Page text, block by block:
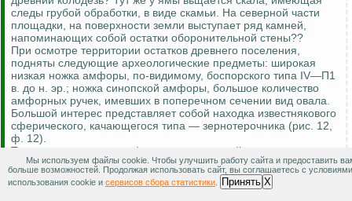
следы грубой обработки, в виде скамьи. На северной части
площадки, на поверхности земли выступает ряд камней,
напоминающих собой остатки оборонительной стены??
При осмотре территории остатков древнего поселения,
подняты следующие археологические предметы: широкая
низкая ножка амфоры, по-видимому, боспорского типа IV—П1
в. до н. эр.; ножка синопской амфоры, большое количество
амфорных ручек, имевших в поперечном сечении вид овала.
Большой интерес представляет собой находка известнякового
сферического, качающегося типа — зернотерочника (рис. 12,
ф. 12).
Территория скопления фрагментов древней посуды,
примерно, определяется в 1,5-2,0 га. По всей вероятности
здесь было эллинистическое поселение.
При дополнительном обследовании в сентябре 1960г., были
Мы используем файлы cookie. Чтобы улучшить работу сайта и предоставить
больше возможностей. Продолжая использовать сайт, вы соглашаетесь с условиями
использования cookie и сервисов сбора статистики Принять X